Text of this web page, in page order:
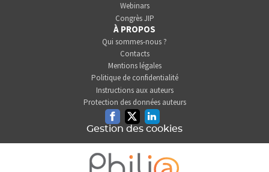
Webinars
Congrès JIP
À PROPOS
Qui sommes-nous ?
Contacts
Mentions légales
Politique de confidentialité
Instructions aux auteurs
Protection des données auteurs
FacebookTwitterLinkedin
Gestion des cookies